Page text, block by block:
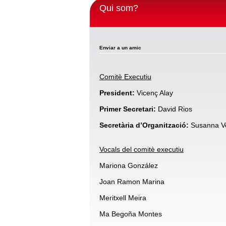
Qui som?
Enviar a un amic
Comitè Executiu
President: Vicenç Alay
Primer Secretari: David Rios
Secretària d’Organització: Susanna
Vocals del comitè executiu
Mariona González
Joan Ramon Marina
Meritxell Meira
Ma Begoña Montes